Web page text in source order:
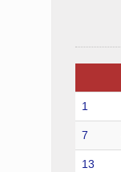
1
7
13